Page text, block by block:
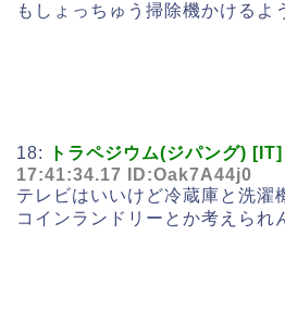
もしょっちゅう掃除機かけるよ
18: トラペジウム(ジパング) [IT]
17:41:34.17 ID:Oak7A44j0
テレビはいいけど冷蔵庫と洗濯
コインランドリーとか考えられ